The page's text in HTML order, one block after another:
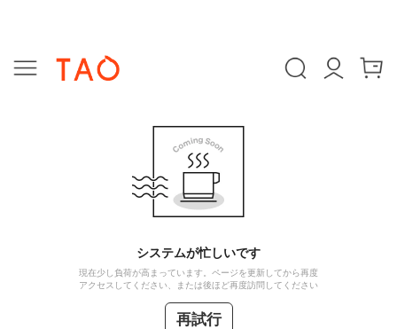
システムが忙しいです
現在少し負荷が高まっています。ページを更新してから再度
アクセスしてください、または後ほど再度訪問してください
再試行